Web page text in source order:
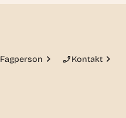
Fagperson Kontakt